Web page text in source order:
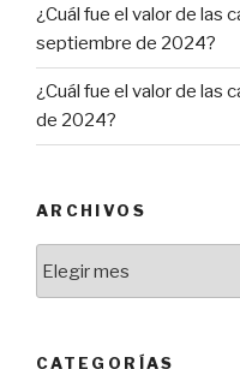
¿Cuál fue el valor de las
septiembre de 2024?
¿Cuál fue el valor de las
de 2024?
ARCHIVOS
CATEGORÍAS